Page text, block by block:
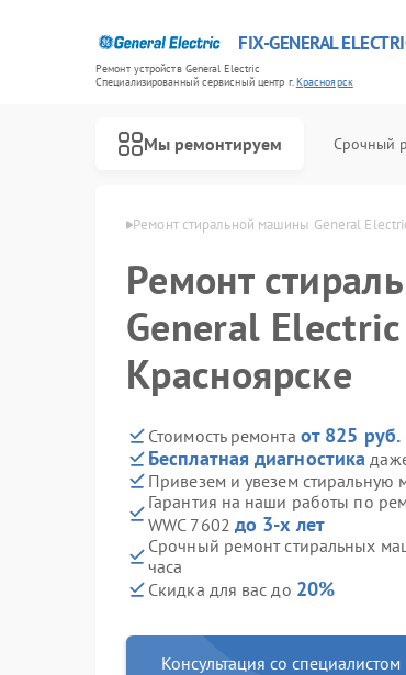
FIX-GENERAL
Ремонт устройств General Electric
Специализированный cервисный центр г.Красноярск
Мы ремонтируем Срочный
в Красноярске Ремонт стиральной машины General
Ремонт
General
Красноярске
Стоимость ремонта от 825 руб.
Бесплатная диагностика
Привезем и увезем стиральную
Гарантия на наши работы по
WWC 7602 до 3-х лет
Срочный ремонт стиральных
часа
Скидка для вас до 20%
Консультация со специалистом